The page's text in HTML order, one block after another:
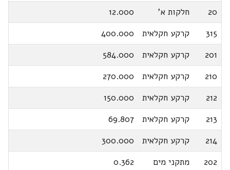
20
חלקות א'
12.000
315
קרקע חקלאית
400.000
201
קרקע חקלאית
584.000
210
קרקע חקלאית
270.000
212
קרקע חקלאית
150.000
213
קרקע חקלאית
69.807
214
קרקע חקלאית
300.000
202
מתקני מים 0.362